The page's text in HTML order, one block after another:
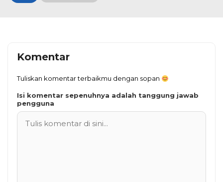
Komentar
Tuliskan komentar terbaikmu dengan sopan
Isi komentar sepenuhnya adalah tanggung jawab
pengguna